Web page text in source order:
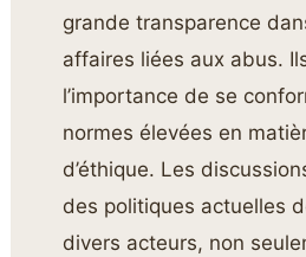
grande transparence
affaires liées aux abus.
l’importance de se
normes élevées en
d’éthique. Les
des politiques actuelles
divers acteurs, non